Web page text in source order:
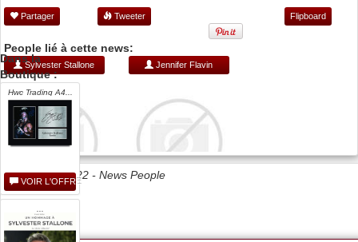
Partager Tweeter Flipboard
People lié à cette news:
Sylvester Stallone Jennifer Flavin
Date 25/08/2022 - News People
Dans la
Boutique :
Hwc Trading A4...
VOIR L'OFFRE